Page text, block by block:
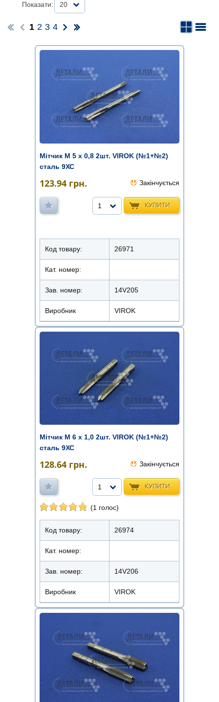
Показати: 20
1 2 3 4
Мітчик М 5 х 0,8 2шт. VIROK (№1+№2)
сталь 9ХС
123.94 грн. Закінчується
КУПИТИ
1
Код товару: 26971
Кат. номер:
Зав. номер: 14V205
Виробник VIROK
Мітчик М 6 х 1,0 2шт. VIROK (№1+№2)
сталь 9ХС
128.64 грн. Закінчується
КУПИТИ
1
(1 голос)
Код товару: 26974
Кат. номер:
Зав. номер: 14V206
Виробник VIROK